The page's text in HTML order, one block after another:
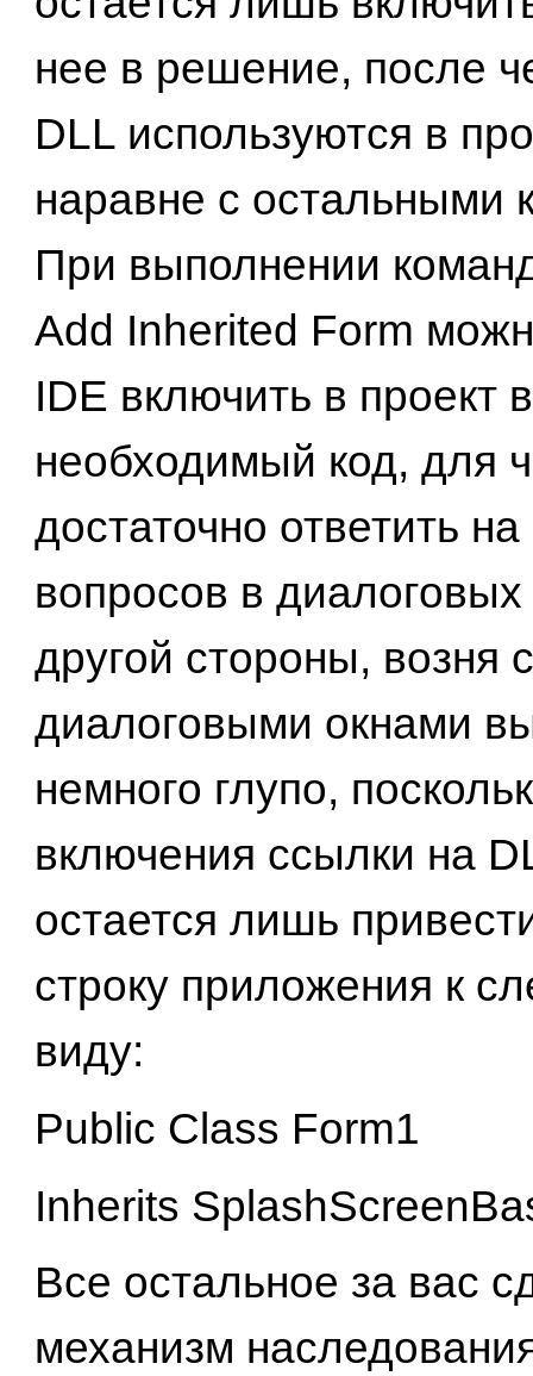
нее в решение, после
DLL используются в
наравне с остальными
При выполнении
Add Inherited Form
IDE включить в проект
необходимый код, для
достаточно ответить
вопросов в
другой стороны, возня с
диалоговыми окнами
немного глупо,
включения ссылки на
остается лишь
строку приложения к
виду:
Public Class Form1
Inherits
Все остальное за вас
механизм